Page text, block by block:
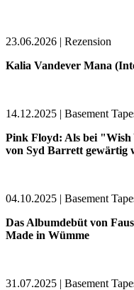
23.06.2026 | Rezension
Kalia Vandever Mana
14.12.2025 | Basement
Pink Floyd: Als bei "Wish
von Syd Barrett gewärtig
04.10.2025 | Basement
Das Albumdebüt von
Made in Wümme
31.07.2025 | Basement